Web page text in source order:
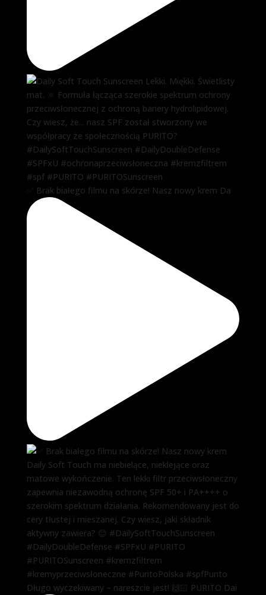
✅ Brak białego filmu na skórze! Nasz nowy krem Da
Długo wyczekiwany – nareszcie jest! 🙌🏻 PURITO Dai